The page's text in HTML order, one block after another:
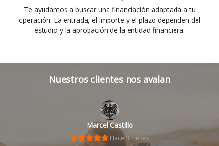
Te ayudamos a buscar una financiación adaptada a tu
operación. La entrada, el importe y el plazo dependen del
estudio y la aprobación de la entidad financiera.
Nuestros clientes nos avalan
Marcel Castillo
Hace 3 meses